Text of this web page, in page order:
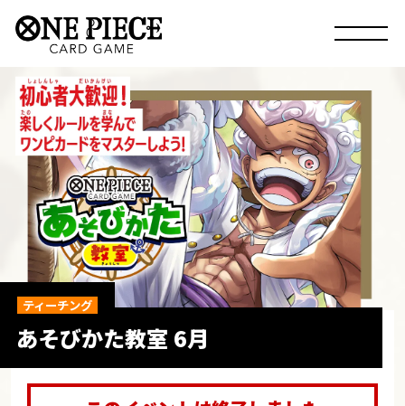
あそびかた教室 6月
ティーチング